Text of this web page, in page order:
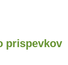
prispevkov